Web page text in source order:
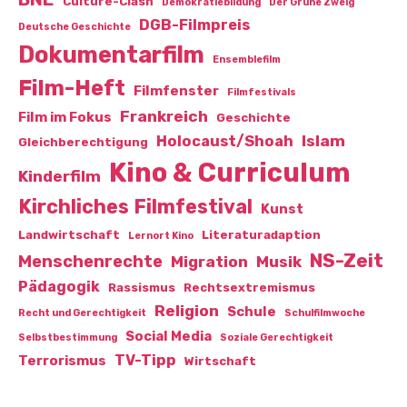
Deutsche Geschichte DGB-Filmpreis
Dokumentarfilm Ensemblefilm
Film-Heft Filmfenster Filmfestivals
Film im Fokus Frankreich
Geschichte
Gleichberechtigung
Holocaust/Shoah Islam
Kinderfilm Kino & Curriculum
Kirchliches Filmfestival Kunst
Landwirtschaft Lernort Kino Literaturadaption
Menschenrechte Migration Musik NS-Zeit
Pädagogik Rassismus Rechtsextremismus
Recht und Gerechtigkeit Religion Schule Schulfilmwoche
Selbstbestimmung Social Media Soziale Gerechtigkeit
Terrorismus TV-Tipp Wirtschaft